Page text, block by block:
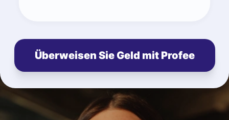
Überweisen Sie Geld mit Profee